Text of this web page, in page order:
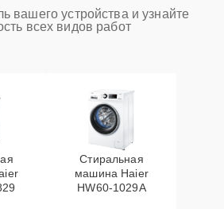
вашего устройства и узнайте
всех видов работ
Стиральная
машина Haier
HW60-1029A